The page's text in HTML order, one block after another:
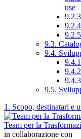
use
9.3.
9.4.
9.5.
1. Scopo, destinatari e
Team per la
in collaborazione con